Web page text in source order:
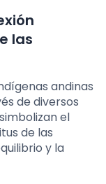
las
andinas
de diversos
el
de las
y la